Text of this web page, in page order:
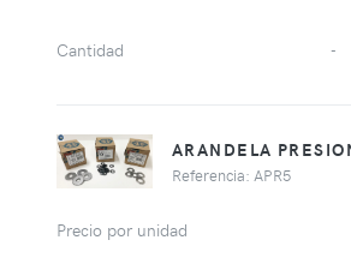
Cantidad -
ARANDELA
Referencia: APR5
Precio por unidad